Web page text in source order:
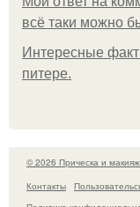
всё таки можно
Интересные
питере.
© 2026 Прическа и макияж
Контакты